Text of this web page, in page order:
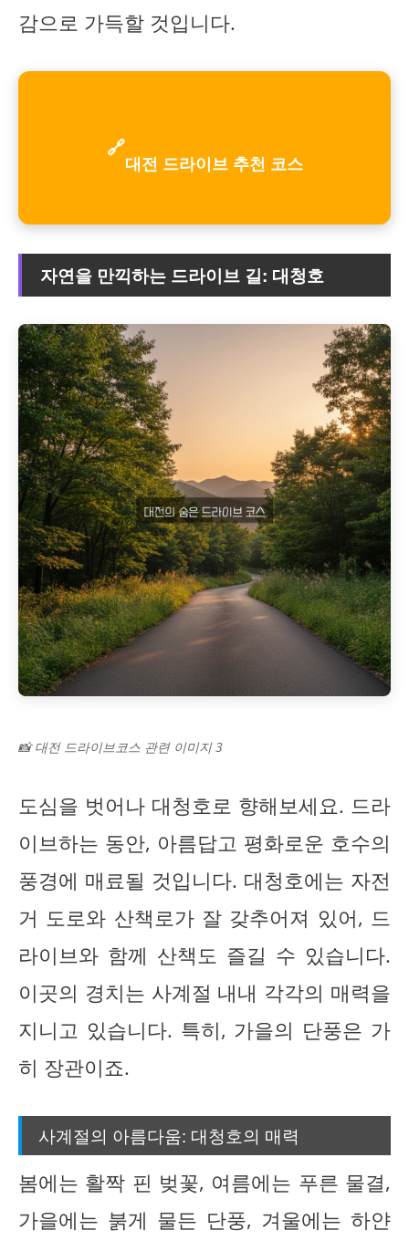
감으로 가득할 것입니다.
🔗
대전 드라이브 추천 코스
자연을 만끽하는 드라이브 길: 대청호
📸 대전 드라이브코스 관련 이미지 3
도심을 벗어나 대청호로 향해보세요. 드라
이브하는 동안, 아름답고 평화로운 호수의
풍경에 매료될 것입니다. 대청호에는 자전
거 도로와 산책로가 잘 갖추어져 있어, 드
라이브와 함께 산책도 즐길 수 있습니다.
이곳의 경치는 사계절 내내 각각의 매력을
지니고 있습니다. 특히, 가을의 단풍은 가
히 장관이죠.
사계절의 아름다움: 대청호의 매력
봄에는 활짝 핀 벚꽃, 여름에는 푸른 물결,
가을에는 붉게 물든 단풍, 겨울에는 하얀